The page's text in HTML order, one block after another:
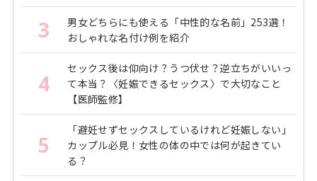
3
男女どちらにも使える「中性的な名前」253選！
おしゃれな名付け例を紹介
4
セックス後は仰向け？うつ伏せ？逆立ちがいいっ
て本当？〈妊娠できるセックス〉で大切なこと
【医師監修】
5
「避妊せずセックスしているけれど妊娠しない」
カップル必見！女性の体の中では何が起きてい
る？